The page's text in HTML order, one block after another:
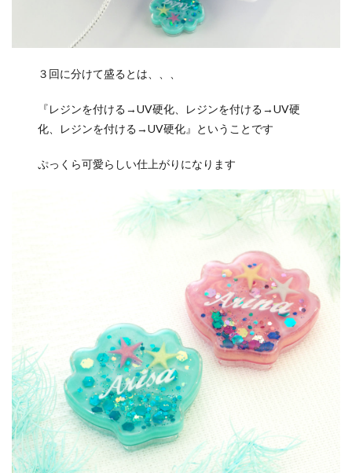
３回に分けて盛るとは、、、
『レジンを付ける→UV硬化、レジンを付ける→UV硬
化、レジンを付ける→UV硬化』ということです
ぷっくら可愛らしい仕上がりになります